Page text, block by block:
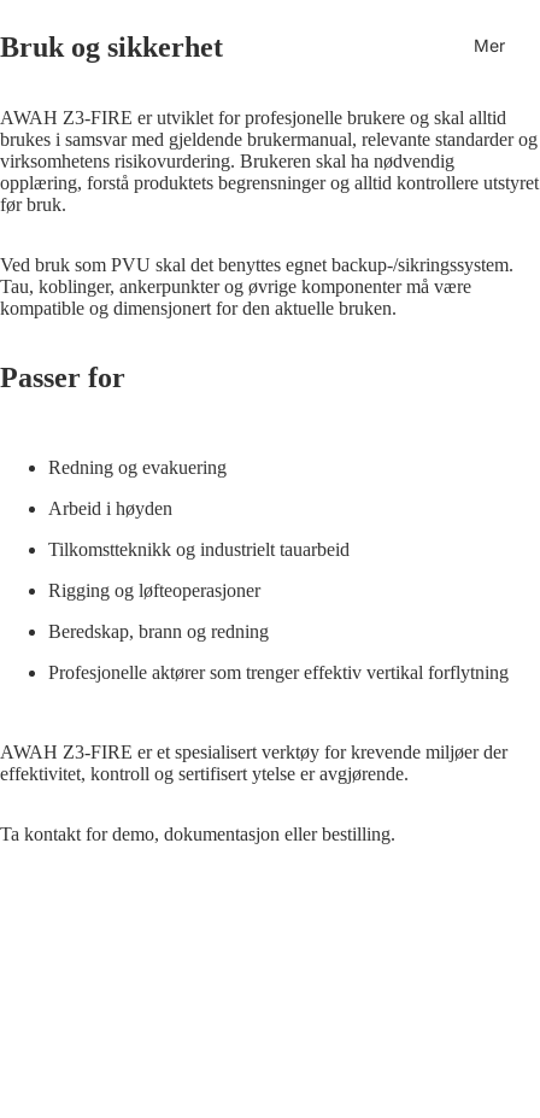
Mer
Bruk og sikkerhet
AWAH Z3-FIRE er utviklet for profesjonelle brukere og skal alltid
brukes i samsvar med gjeldende brukermanual, relevante standarder og
virksomhetens risikovurdering. Brukeren skal ha nødvendig
opplæring, forstå produktets begrensninger og alltid kontrollere utstyret
før bruk.
Ved bruk som PVU skal det benyttes egnet backup-/sikringssystem.
Tau, koblinger, ankerpunkter og øvrige komponenter må være
kompatible og dimensjonert for den aktuelle bruken.
Passer for
Redning og evakuering
Arbeid i høyden
Tilkomstteknikk og industrielt tauarbeid
Rigging og løfteoperasjoner
Beredskap, brann og redning
Profesjonelle aktører som trenger effektiv vertikal forflytning
AWAH Z3-FIRE er et spesialisert verktøy for krevende miljøer der
effektivitet, kontroll og sertifisert ytelse er avgjørende.
Ta kontakt for demo, dokumentasjon eller bestilling.